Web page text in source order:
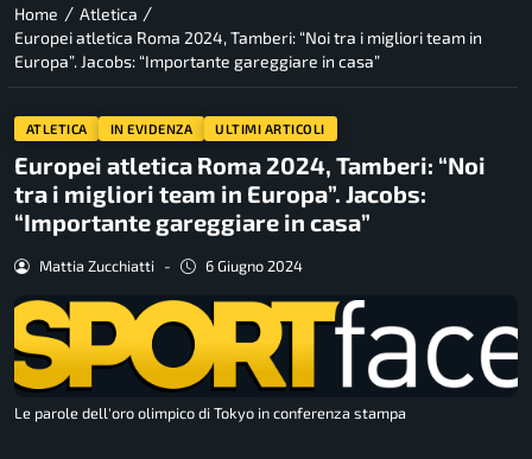
Home / Atletica /
Europei atletica Roma 2024, Tamberi: “Noi tra i migliori team in
Europa”. Jacobs: “Importante gareggiare in casa”
ATLETICA IN EVIDENZA ULTIMI ARTICOLI
Europei atletica Roma 2024, Tamberi: “Noi
tra i migliori team in Europa”. Jacobs:
“Importante gareggiare in casa”
Mattia Zucchiatti - 6 Giugno 2024
Le parole dell'oro olimpico di Tokyo in conferenza stampa